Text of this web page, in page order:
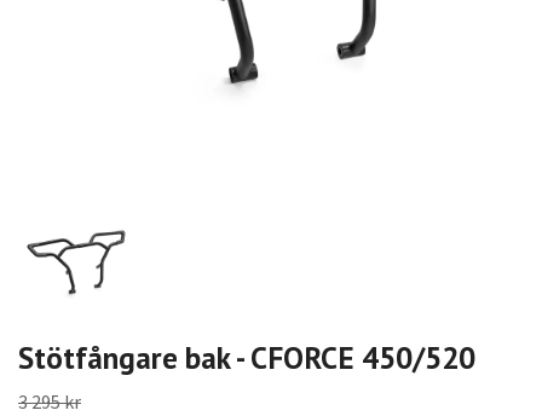
Stötfångare bak - CFORCE 450/520
3 295 kr